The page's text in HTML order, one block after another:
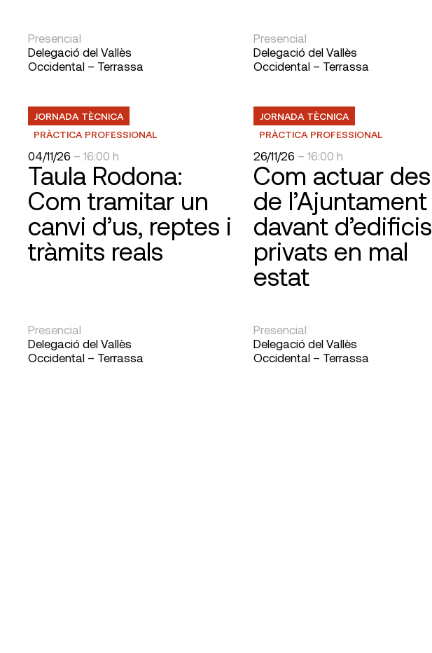
Presencial
Delegació del Vallès
Occidental – Terrassa
Presencial
Delegació del Vallès
Occidental – Terrassa
JORNADA TÈCNICA
PRÀCTICA PROFESSIONAL
04/11/26 – 16:00 h
Taula Rodona:
Com tramitar un
canvi d’us, reptes i
tràmits reals
Presencial
Delegació del Vallès
Occidental – Terrassa
JORNADA TÈCNICA
PRÀCTICA PROFESSIONAL
26/11/26 – 16:00 h
Com actuar des
de l’Ajuntament
davant d’edificis
privats en mal
estat
Presencial
Delegació del Vallès
Occidental – Terrassa